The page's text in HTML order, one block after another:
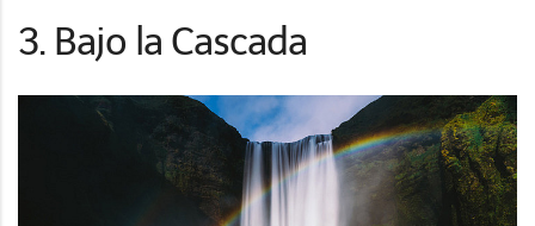
3. Bajo la Cascada